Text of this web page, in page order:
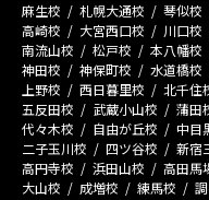
麻生校 札幌大通校 琴似校
高崎校
大宮西口校 川口校
南流山校
松戸校 本八幡校
神田校
神保町校 水道橋校
上野校
西日暮里校 北千住
五反田校
武蔵小山校 蒲田
代々木校
自由が丘校 中目
二子玉川校
四ツ谷校 新宿
高円寺校
浜田山校 高田馬
大山校
成増校 練馬校